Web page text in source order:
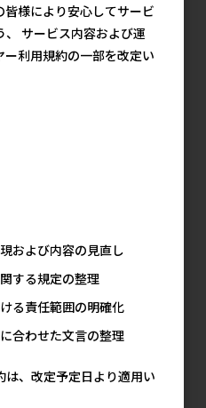
代 567円
野菜入り 420g
参考上代 567円
の角切り
ズ］スタイルズ トイ
上用 600g
参考上代
様により安心してサービ
、 サービス内容および運
利用規約の一部を改定い
および内容の見直し
する規定の整理
る責任範囲の明確化
合わせた文言の整理
、改定予定日より適用い